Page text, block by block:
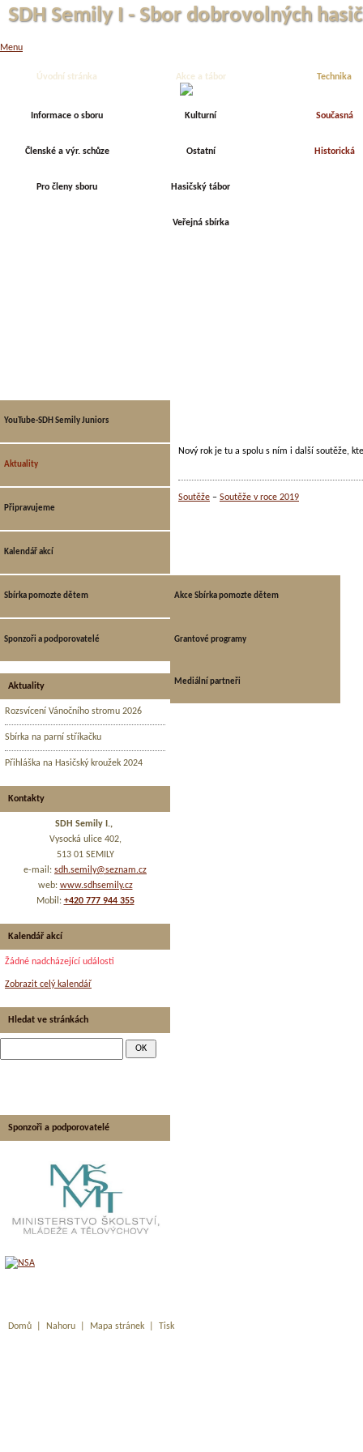
Menu
Úvodní stránka
Informace o sboru
Členské a výr. schůze
Pro členy sboru
Akce a tábor
Kulturní
Ostatní
Hasičský tábor
Veřejná sbírka
Technika
Současná
Historická
SDH Semily I - Sbor dobrovolných
Nový rok je tu a spolu s ním i další soutěže,
Soutěže Soutěže v roce 2019
YouTube-SDH Semily Juniors
Aktuality
Připravujeme
Kalendář akcí
Sbírka pomozte dětem Akce Sbírka pomozte dětem
Aktuální sbírka
Archiv Sbírka pomozte dětem
Sponzoři a podporovatelé Grantové programy
Mediální partneři
Aktuality
Rozsvícení Vánočního stromu 2026
Sbírka na parní stříkačku
Přihláška na Hasičský kroužek 2024
Kontakty
SDH Semily I.,
Vysocká ulice 402,
513 01 SEMILY
e-mail: sdh.semily@seznam.cz
web: www.sdhsemily.cz
Mobil: +420 777 944 355
Kalendář akcí
Žádné nadcházející události
Zobrazit celý kalendář
Hledat ve stránkách
Sponzoři a podporovatelé
Domů Nahoru Mapa stránek Tisk